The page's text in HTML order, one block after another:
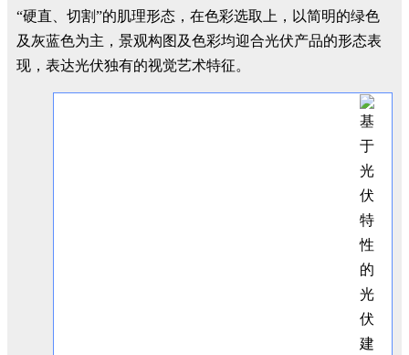
“硬直、切割”的肌理形态，在色彩选取上，以简明的绿色
及灰蓝色为主，景观构图及色彩均迎合光伏产品的形态表
现，表达光伏独有的视觉艺术特征。